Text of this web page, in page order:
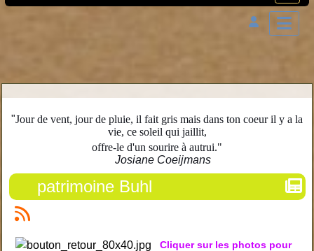
"Jour de vent, jour de pluie, il fait gris mais dans ton coeur il y a la
vie, ce soleil qui jaillit,
offre-le d'un sourire à autrui."
Josiane Coeijmans
patrimoine Buhl
Cliquer sur les photos pour